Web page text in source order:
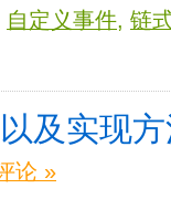
自定义事件, 链
及实现
论 »